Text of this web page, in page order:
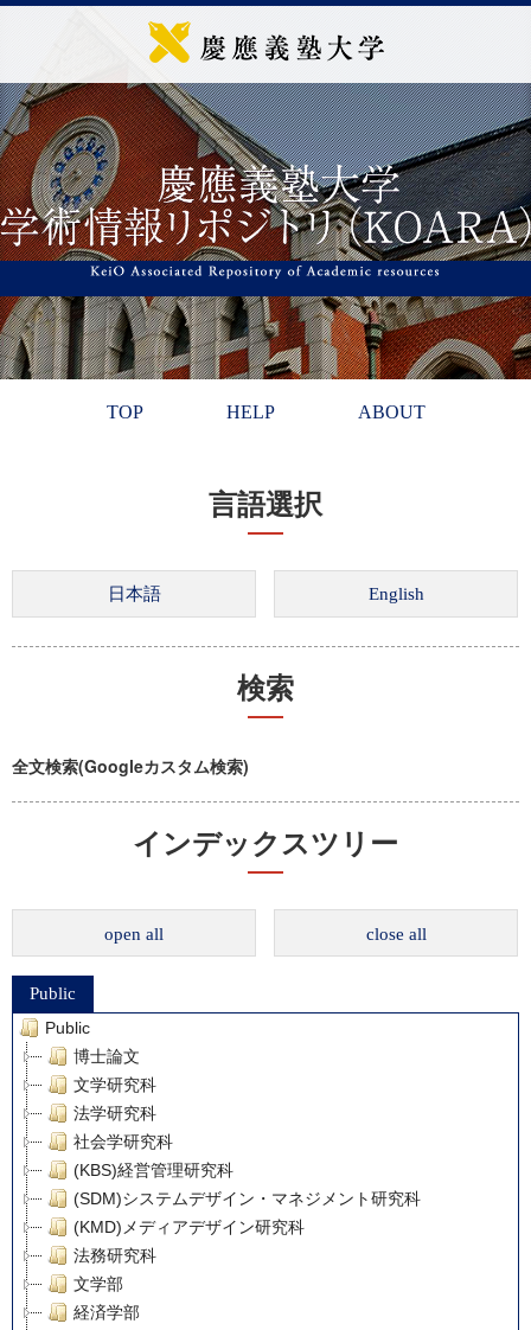
TOP HELP ABOUT
言語選択
検索
全文検索(Googleカスタム検索)
インデックスツリー
open all close all
Public
Public
博士論文
文学研究科
法学研究科
社会学研究科
(KBS)経営管理研究科
(SDM)システムデザイン・マネジメント研究科
(KMD)メディアデザイン研究科
法務研究科
文学部
経済学部